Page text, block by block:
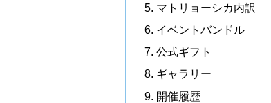
マトリョーシカ内訳
イベントバンドル
公式ギフト
ギャラリー
開催履歴